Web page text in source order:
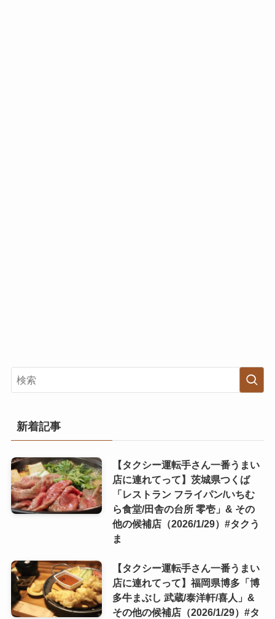
新着記事
【タクシー運転手さん一番うまい
店に連れてって】茨城県つくば
「レストラン フライパン/いちむ
ら食堂/田舎の台所 零壱」& その
他の候補店（2026/1/29）#タクう
ま
【タクシー運転手さん一番うまい
店に連れてって】福岡県博多「博
多牛まぶし 武蔵/泰洋軒/喜人」&
その他の候補店（2026/1/29）#タ